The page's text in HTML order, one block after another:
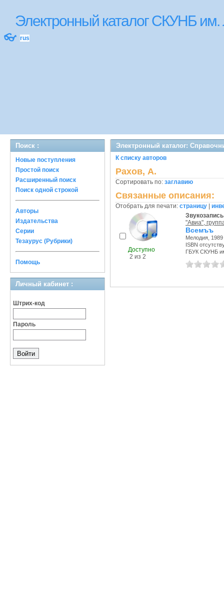
Электронный каталог СКУНБ
👓 rus
Поиск :
Новые поступления
Простой поиск
Расширенный поиск
Поиск одной строкой
Авторы
Издательства
Серии
Тезаурус (Рубрики)
Помощь
Личный кабинет :
Штрих-код
Пароль
Электронный каталог:
К списку авторов
Рахов, А.
Сортировать по: заглавию
Связанные описания:
Отобрать для печати: страницу
Доступно
2 из 2
Звукозапись
"Авиа",
Всемъъ
Мелодия, 1989
ISBN
ГБУК СКУНБ